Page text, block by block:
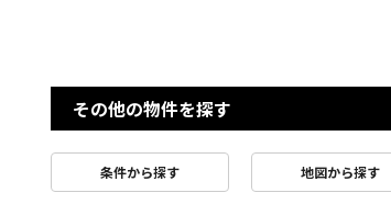
その他の物件を探す
条件から探す 地図から探す